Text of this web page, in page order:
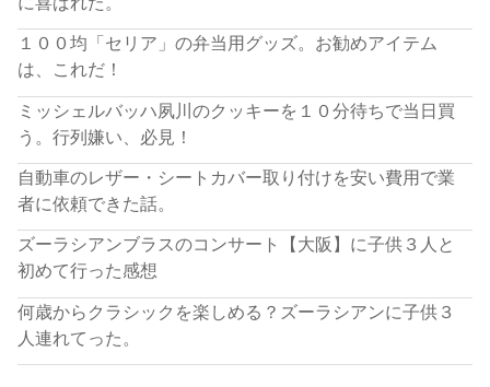
１００均「セリア」の弁当用グッズ。お勧めアイテム
は、これだ！
ミッシェルバッハ夙川のクッキーを１０分待ちで当日買
う。行列嫌い、必見！
自動車のレザー・シートカバー取り付けを安い費用で業
者に依頼できた話。
ズーラシアンブラスのコンサート【大阪】に子供３人と
初めて行った感想
何歳からクラシックを楽しめる？ズーラシアンに子供３
人連れてった。